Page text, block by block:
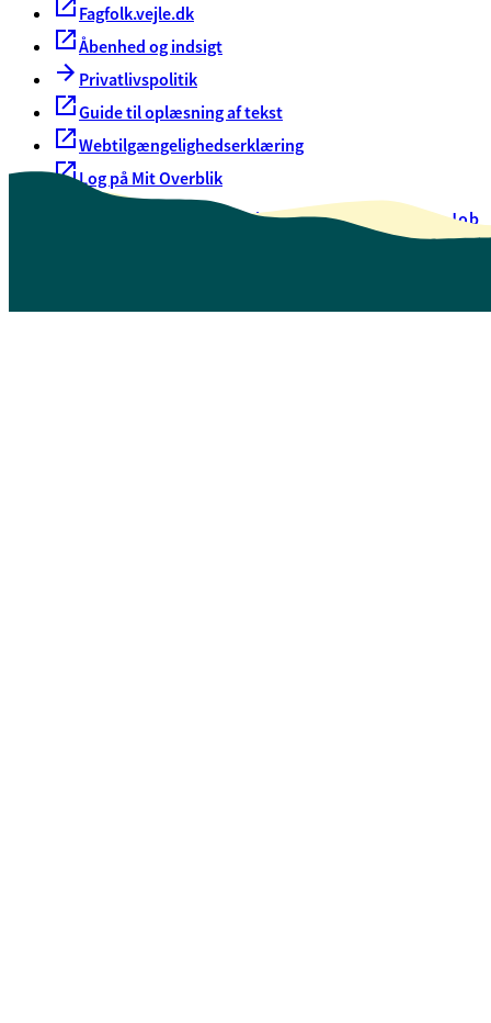
Fagfolk.vejle.dk
Åbenhed og indsigt
Privatlivspolitik
Guide til oplæsning af tekst
Webtilgængelighedserklæring
Log på Mit Overblik
Oversigt over selvbetjeningJob